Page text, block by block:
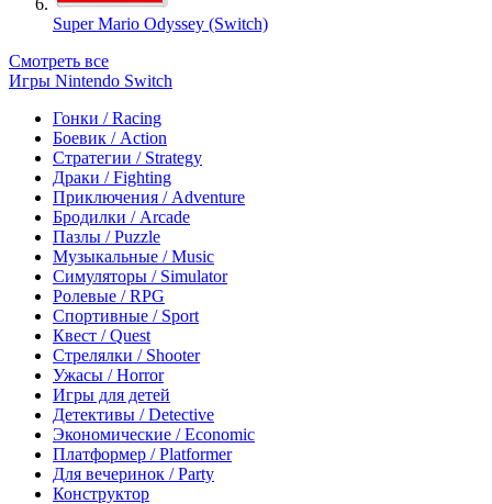
Super Mario Odyssey (Switch)
Смотреть все
Игры Nintendo Switch
Гонки / Racing
Боевик / Action
Стратегии / Strategy
Драки / Fighting
Приключения / Adventure
Бродилки / Arcade
Пазлы / Puzzle
Музыкальные / Music
Симуляторы / Simulator
Ролевые / RPG
Спортивные / Sport
Квест / Quest
Стрелялки / Shooter
Ужасы / Horror
Игры для детей
Детективы / Detective
Экономические / Economic
Платформер / Platformer
Для вечеринок / Party
Конструктор